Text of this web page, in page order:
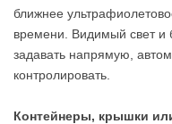
ближнее
времени. Видимый свет и
задавать напрямую,
контролировать.
Контейнеры, крышки